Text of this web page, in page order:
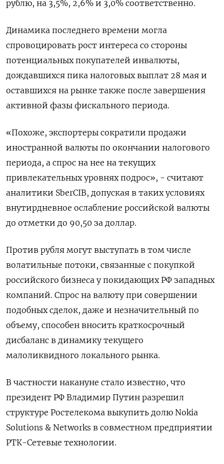
рублю, на 3,5%, 2,6% и 3,0% соответственно.
Динамика последнего времени могла
спровоцировать рост интереса со стороны
потенциальных покупателей инвалюты,
дождавшихся пика налоговых выплат 28 мая и
оставшихся на рынке также после завершения
активной фазы фискального периода.
«Похоже, экспортеры сократили продажи
иностранной валюты по окончании налогового
периода, а спрос на нее на текущих
привлекательных уровнях подрос», - считают
аналитики SberCIB, допуская в таких условиях
внутирдневное ослабление российской валюты
до отметки до 90,50 за доллар.
Против рубля могут выступать в том числе
волатильные потоки, связанные с покупкой
российского бизнеса у покидающих РФ западных
компаний. Спрос на валюту при совершении
подобных сделок, даже и незначительный по
объему, способен вносить краткосрочный
дисбаланс в динамику текущего
малоликвидного локального рынка.
В частности накануне стало известно, что
президент РФ Владимир Путин разрешил
структуре Ростелекома выкупить долю Nokia
Solutions & Networks в совместном предприятии
РТК-Сетевые технологии.